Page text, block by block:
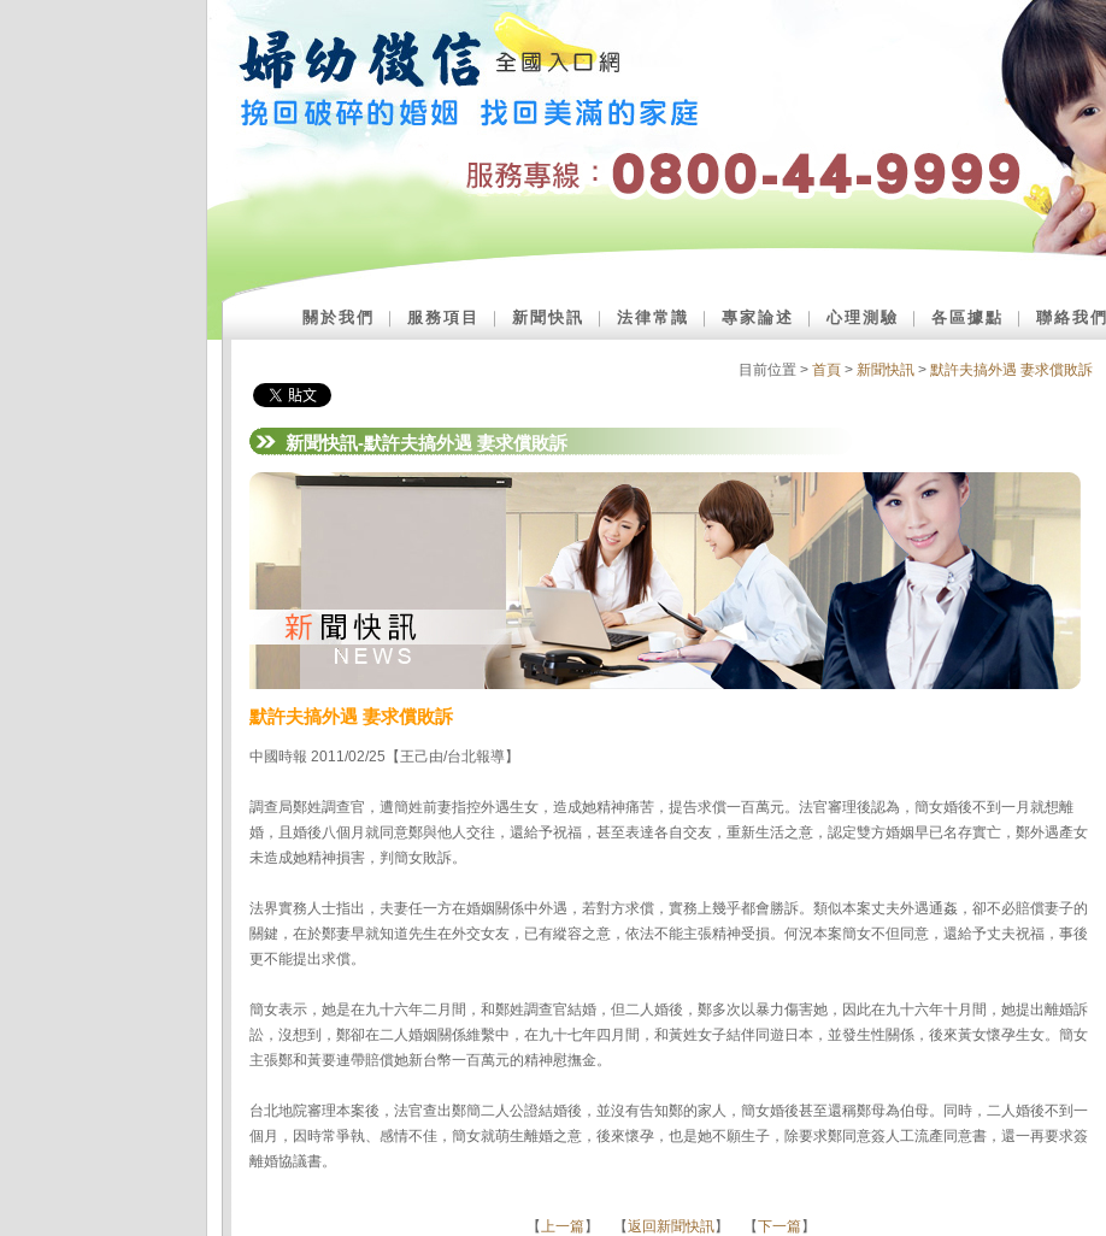
關於我們 服務項目 新聞快訊 法律常識 專家論述 ｜心理測驗 各區據點 聯絡我們
目前位置 > 首頁 > 新聞快訊 > 默許夫搞外遇 妻求償敗訴
新聞快訊-默許夫搞外遇 妻求償敗訴
默許夫搞外遇 妻求償敗訴
中國時報 2011/02/25【王己由/台北報導】
調查局鄭姓調查官，遭簡姓前妻指控外遇生女，造成她精神痛苦，提告求償一百萬元。法官審理後認為，簡女婚後不到一月就想離
婚，且婚後八個月就同意鄭與他人交往，還給予祝福，甚至表達各自交友，重新生活之意，認定雙方婚姻早已名存實亡，鄭外遇產女
未造成她精神損害，判簡女敗訴。
法界實務人士指出，夫妻任一方在婚姻關係中外遇，若對方求償，實務上幾乎都會勝訴。類似本案丈夫外遇通姦，卻不必賠償妻子的
關鍵，在於鄭妻早就知道先生在外交女友，已有縱容之意，依法不能主張精神受損。何況本案簡女不但同意，還給予丈夫祝福，事後
更不能提出求償。
簡女表示，她是在九十六年二月間，和鄭姓調查官結婚，但二人婚後，鄭多次以暴力傷害她，因此在九十六年十月間，她提出離婚訴
訟，沒想到，鄭卻在二人婚姻關係維繫中，在九十七年四月間，和黃姓女子結伴同遊日本，並發生性關係，後來黃女懷孕生女。簡女
主張鄭和黃要連帶賠償她新台幣一百萬元的精神慰撫金。
台北地院審理本案後，法官查出鄭簡二人公證結婚後，並沒有告知鄭的家人，簡女婚後甚至還稱鄭母為伯母。同時，二人婚後不到一
個月，因時常爭執、感情不佳，簡女就萌生離婚之意，後來懷孕，也是她不願生子，除要求鄭同意簽人工流產同意書，還一再要求簽
離婚協議書。
【上一篇】 【返回新聞快訊】 【下一篇】